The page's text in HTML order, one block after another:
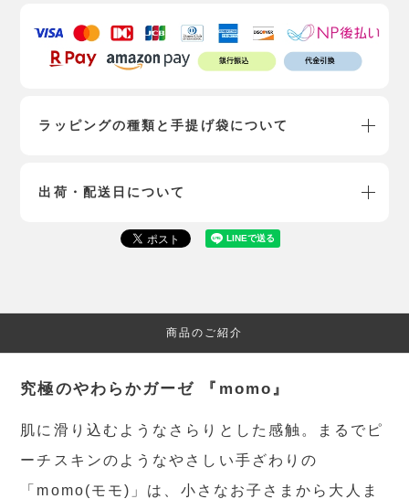
ラッピングの種類と手提げ袋について
出荷・配送日について
商品のご紹介
究極のやわらかガーゼ 『momo』
肌に滑り込むようなさらりとした感触。まるでピ
ーチスキンのようなやさしい手ざわりの
「momo(モモ)」は、小さなお子さまから大人ま